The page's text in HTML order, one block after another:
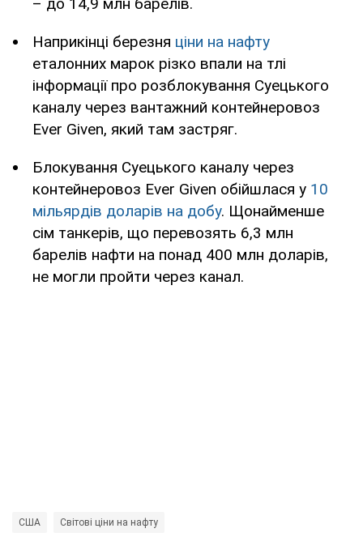
Наприкінці березня ціни на нафту
еталонних марок різко впали на тлі
інформації про розблокування Суецького
каналу через вантажний контейнеровоз
Ever Given, який там застряг.
Блокування Суецького каналу через
контейнеровоз Ever Given обійшлася у 10
мільярдів доларів на добу. Щонайменше
сім танкерів, що перевозять 6,3 млн
барелів нафти на понад 400 млн доларів,
не могли пройти через канал.
США Світові ціни на нафту